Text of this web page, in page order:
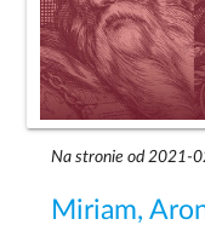
Na stronie od 2021-
Miriam,